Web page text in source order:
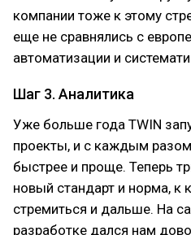
компании тоже к этому
еще не сравнялись с
автоматизации и
Шаг 3. Аналитика
Уже больше года TWIN
проекты, и с каждым
быстрее и проще. Теперь
новый стандарт и норма,
стремиться и дальше. На
разработке дался нам